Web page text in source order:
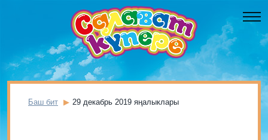
Баш бит 29 декабрь 2019 яңалыклары